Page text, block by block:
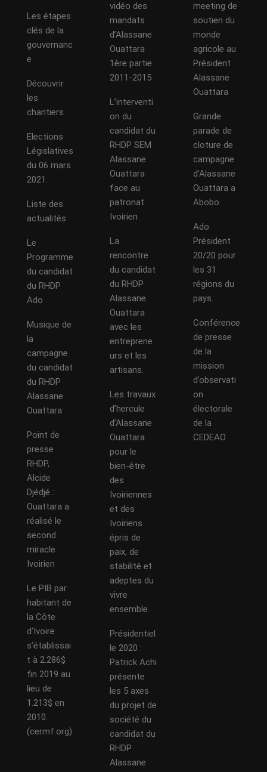
Les étapes
clés de la
gouvernanc
e
Découvrir
les
chantiers
Elections
Législatives
du 06 mars
2021.
Liste des
actualités
Le
Programme
du candidat
du RHDP
Ado
Musique de
la
campagne
du candidat
du RHDP
Alassane
Ouattara
Point de
presse
RHDP,
Alcide
Djédjé :
Ouattara a
réalisé le
second
miracle
Ivoirien
Le PIB par
habitant de
la Côte
d’Ivoire
s’établissai
t à 2.286$
fin 2019 au
lieu de
1.213$ en
2010.
(cermf.org)
vidéo des
mandats
d’Alassane
Ouattara
1ère partie
2011-2015
L’interventi
on du
candidat du
RHDP SEM
Alassane
Ouattara
face au
patronat
Ivoirien
La
rencontre
du candidat
du RHDP
Alassane
Ouattara
avec les
entreprene
urs et les
artisans.
Les travaux
d’hercule
d’Alassane
Ouattara
pour le
bien-être
des
Ivoiriennes
et des
Ivoiriens
épris de
paix, de
stabilité et
adeptes du
vivre
ensemble.
Présidentiel
le 2020 :
Patrick Achi
présente
les 5 axes
du projet de
société du
candidat du
RHDP
Alassane
meeting de
soutien du
monde
agricole au
Président
Alassane
Ouattara
Grande
parade de
cloture de
campagne
d’Alassane
Ouattara a
Abobo
Ado
Président
20/20 pour
les 31
régions du
pays.
Conférence
de presse
de la
mission
d’observati
on
électorale
de la
CEDEAO